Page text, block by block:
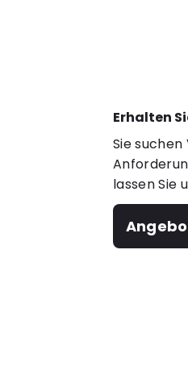
Erhalten
Sie
lassen Sie